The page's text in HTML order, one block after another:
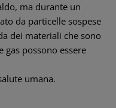
ma durante un
da particelle sospese
dei materiali che sono
gas possono essere
umana.